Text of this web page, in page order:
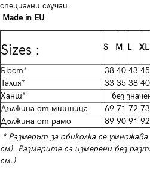
специални случаи.
Made in EU
Sizes : S M L XL
Бюст* 38 40 43 45
Талия*
33 35 38 40
Ханш*
без
Дължина от мишница
69 71 72 73
Дължина от рамо
89 90 91 92
* Размерът за обиколка се
см). Размерите са измерени без
см.)